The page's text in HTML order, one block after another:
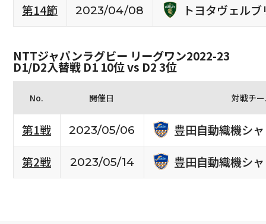
第14節
2023/04/08 トヨタヴェル
NTTジャパンラグビー リーグワン2022-23
D1/D2入替戦 D1 10位 vs D2 3位
No. 開催日 対戦チ
第1戦 2023/05/06
豊田自動織機シ
第2戦
2023/05/14 豊田自動織機シ